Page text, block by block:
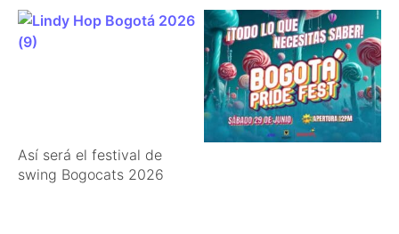
Así será el festival de
swing Bogocats 2026